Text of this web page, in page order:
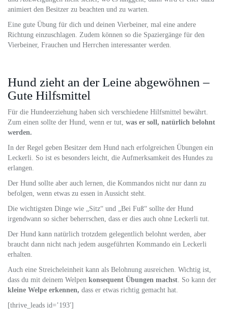
animiert den Besitzer zu beachten und zu warten.
Eine gute Übung für dich und deinen Vierbeiner, mal eine andere
Richtung einzuschlagen. Zudem können so die Spaziergänge für den
Vierbeiner, Frauchen und Herrchen interessanter werden.
Hund zieht an der Leine abgewöhnen –
Gute Hilfsmittel
Für die Hundeerziehung haben sich verschiedene Hilfsmittel bewährt.
Zum einen sollte der Hund, wenn er tut, was er soll, natürlich belohnt
werden.
In der Regel geben Besitzer dem Hund nach erfolgreichen Übungen ein
Leckerli. So ist es besonders leicht, die Aufmerksamkeit des Hundes zu
erlangen.
Der Hund sollte aber auch lernen, die Kommandos nicht nur dann zu
befolgen, wenn etwas zu essen in Aussicht steht.
Die wichtigsten Dinge wie „Sitz“ und „Bei Fuß“ sollte der Hund
irgendwann so sicher beherrschen, dass er dies auch ohne Leckerli tut.
Der Hund kann natürlich trotzdem gelegentlich belohnt werden, aber
braucht dann nicht nach jedem ausgeführten Kommando ein Leckerli
erhalten.
Auch eine Streicheleinheit kann als Belohnung ausreichen. Wichtig ist,
dass du mit deinem Welpen konsequent Übungen machst. So kann der
kleine Welpe erkennen, dass er etwas richtig gemacht hat.
[thrive_leads id=’193′]